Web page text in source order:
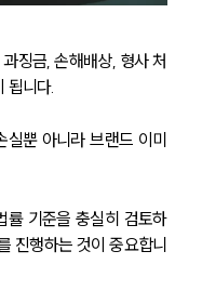
징금, 손해배상, 형사 처
됩니다.
실뿐 아니라 브랜드 이미
률 기준을 충실히 검토하
진행하는 것이 중요합니